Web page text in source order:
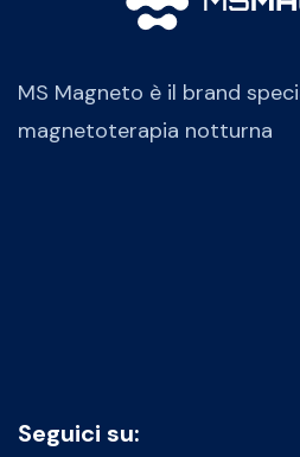
MS Magneto è il brand
magnetoterapia notturna
Seguici su: